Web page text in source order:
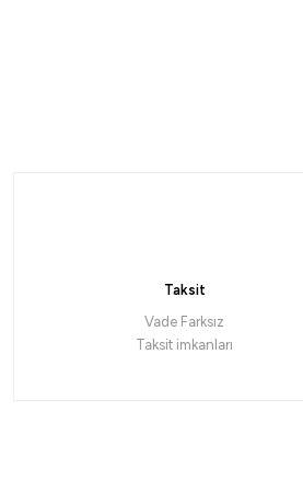
Taksit
Vade Farksız
Taksit imkanları